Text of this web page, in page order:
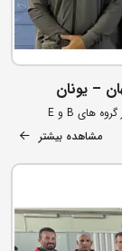
– یونان
مشاهده بیشتر